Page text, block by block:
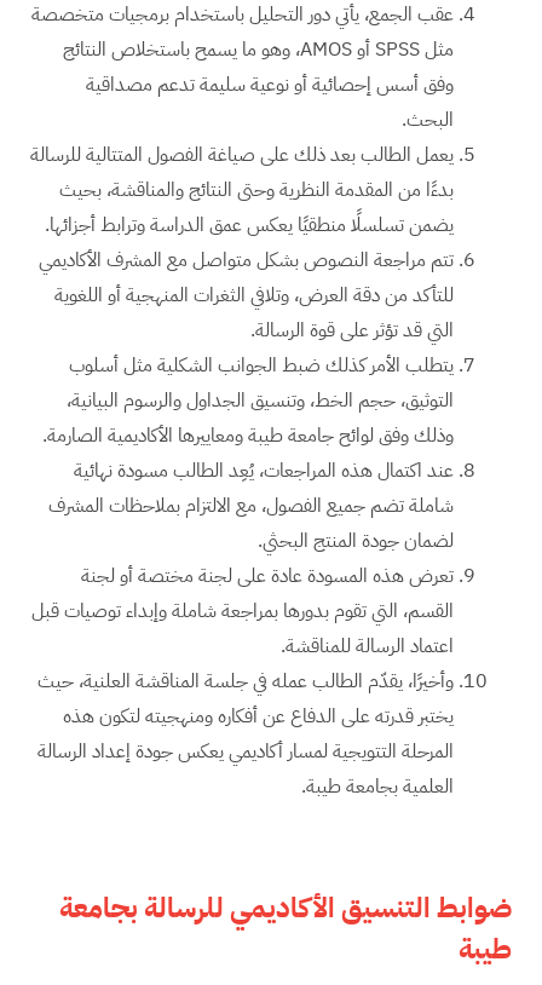
عقب الجمع، يأتي دور التحليل باستخدام برمجيات متخصصة
مثل SPSS أو AMOS، وهو ما يسمح باستخلاص النتائج
وفق أسس إحصائية أو نوعية سليمة تدعم مصداقية
البحث.
يعمل الطالب بعد ذلك على صياغة الفصول المتتالية للرسالة
بدءًا من المقدمة النظرية وحتى النتائج والمناقشة، بحيث
يضمن تسلسلًا منطقيًا يعكس عمق الدراسة وترابط أجزائها.
تتم مراجعة النصوص بشكل متواصل مع المشرف الأكاديمي
للتأكد من دقة العرض، وتلافي الثغرات المنهجية أو اللغوية
التي قد تؤثر على قوة الرسالة.
يتطلب الأمر كذلك ضبط الجوانب الشكلية مثل أسلوب
التوثيق، حجم الخط، وتنسيق الجداول والرسوم البيانية،
وذلك وفق لوائح جامعة طيبة ومعاييرها الأكاديمية الصارمة.
عند اكتمال هذه المراجعات، يُعِد الطالب مسودة نهائية
شاملة تضم جميع الفصول، مع الالتزام بملاحظات المشرف
لضمان جودة المنتج البحثي.
تعرض هذه المسودة عادة على لجنة مختصة أو لجنة
القسم، التي تقوم بدورها بمراجعة شاملة وإبداء توصيات قبل
اعتماد الرسالة للمناقشة.
وأخيرًا، يقدّم الطالب عمله في جلسة المناقشة العلنية، حيث
يختبر قدرته على الدفاع عن أفكاره ومنهجيته لتكون هذه
المرحلة التتويجية لمسار أكاديمي يعكس جودة إعداد الرسالة
العلمية بجامعة طيبة.
ضوابط التنسيق الأكاديمي للرسالة بجامعة
طيبة